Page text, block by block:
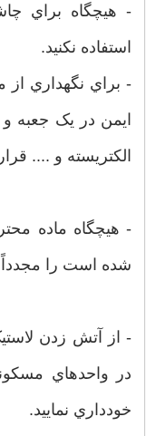
- هيچگاه براي
استفاده نکنيد.
- براي نگهداري از
ايمن در يک جعبه و
الکتريسته و ....
- هيچگاه ماده
شده است را مجدداً
- از آتش زدن
در واحدهاي
خودداري نماييد.